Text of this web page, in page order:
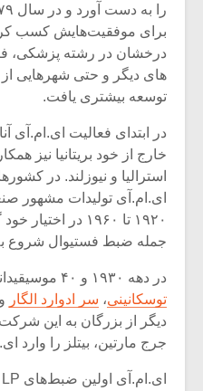
برای موفقیت‌هایش کسب کرد!
درخشان در رشته پزشکی،
های دیگر و حتی شهرهایی
توسعه بیشتری یافت.
در ابتدای فعالیت ای.ام.آی
خارج از خود بریتانیا نیز
استرالیا و نیوزلند. در
ای.ام.آی تولیدات مشهور
۱۹۲۰ تا ۱۹۶۰ در
جمله ضبط فستیوال شروع
در دهه ۱۹۳۰ و ۴۰ موسیقیدانانی همچون
توسکانینی، سر ادوارد الگار و
دیگر از بزرگان به این
جرج مارتین، بیتلز را وارد
یادداشتی بر
متن فیلم
شیش و نیم»
مشهورترین
بدنام ترین باش